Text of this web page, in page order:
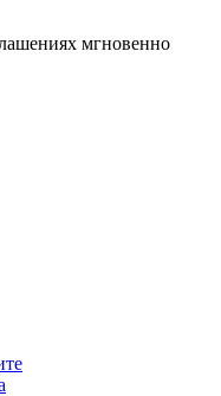
мгновенно